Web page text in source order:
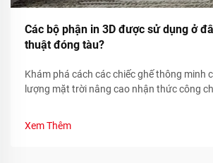
Các bộ phận in 3D được sử dụng ở
thuật đóng tàu?
Khám phá cách các chiếc ghế thông minh
lượng mặt trời nâng cao nhận thức công
Xem Thêm